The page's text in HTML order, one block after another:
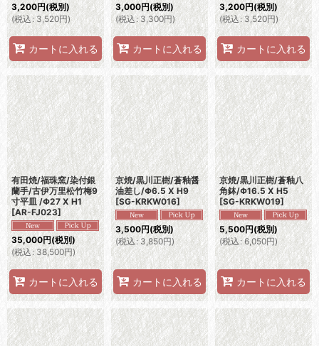
3,200円(税別)
(税込: 3,520円)
カートに入れる
3,000円(税別)
(税込: 3,300円)
カートに入れる
3,200円(税別)
(税込: 3,520円)
カートに入れる
有田焼/福珠窯/染付銀
蘭手/古伊万里松竹梅9
寸平皿 /Φ27 X H1
[AR-FJ023]
35,000円(税別)
(税込: 38,500円)
カートに入れる
京焼/黒川正樹/蒼釉醤
油差し/Φ6.5 X H9
[SG-KRKW016]
3,500円(税別)
(税込: 3,850円)
カートに入れる
京焼/黒川正樹/蒼釉八
角鉢/Φ16.5 X H5
[SG-KRKW019]
5,500円(税別)
(税込 : 6,050円)
カートに入れる